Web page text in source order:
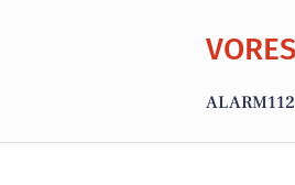
VORES
ALARM112